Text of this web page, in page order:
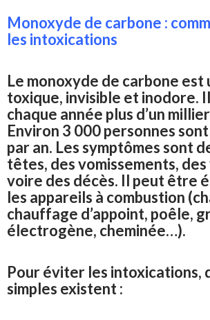
Monoxyde de carbone :
les intoxications
Le monoxyde de carbone est
toxique, invisible et inodore.
chaque année plus d’un
Environ 3 000 personnes
par an. Les symptômes sont
têtes, des vomissements,
voire des décès. Il peut être
les appareils à combustion
chauffage d’appoint, poêle,
électrogène, cheminée…).
Pour éviter les intoxications,
simples existent :